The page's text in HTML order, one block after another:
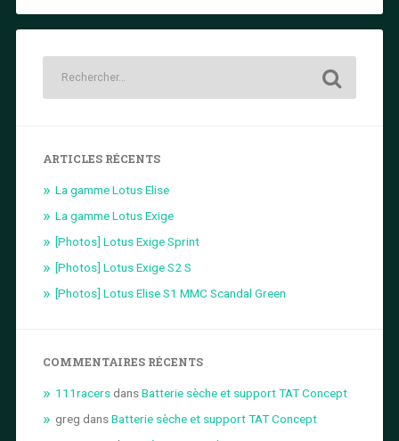
ARTICLES RÉCENTS
La gamme Lotus Elise
La gamme Lotus Exige
[Photos] Lotus Exige Sprint
[Photos] Lotus Exige S2 S
[Photos] Lotus Elise S1 MMC Scandal Green
COMMENTAIRES RÉCENTS
111racersdansBatterie sèche et support TAT Concept
greg dansBatterie sèche et support TAT Concept